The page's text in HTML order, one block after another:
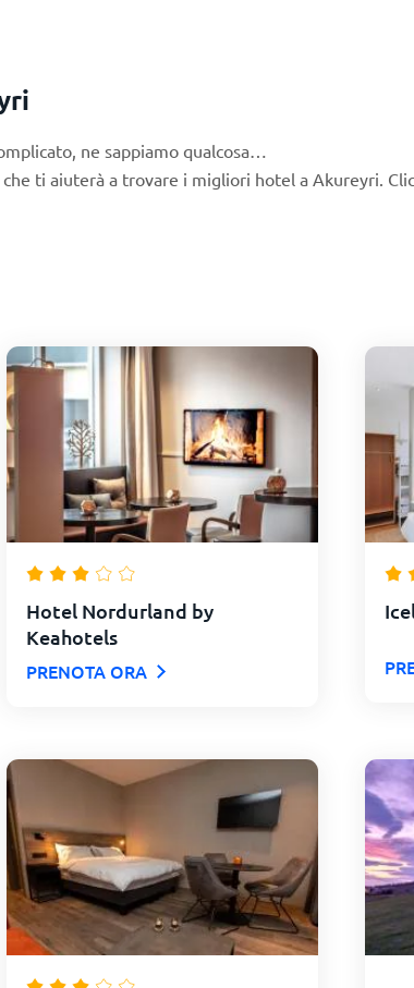
ne sappiamo qualcosa…
ti aiuterà a trovare i migliori hotel a Akureyri.
Hotel Nordurland by
Keahotels
PRENOTA ORA